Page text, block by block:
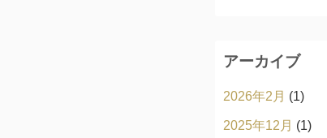
アーカイブ
2026年2月 (1)
2025年12月 (1)